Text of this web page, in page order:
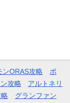
ンORAS攻略
ポ
攻略
アルトネリ
グランファン